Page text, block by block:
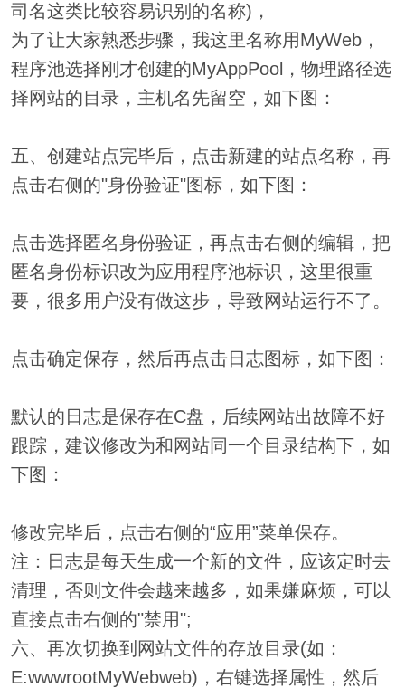
司名这类比较容易识别的名称)，
为了让大家熟悉步骤，我这里名称用MyWeb，
程序池选择刚才创建的MyAppPool，物理路径选
择网站的目录，主机名先留空，如下图：
五、创建站点完毕后，点击新建的站点名称，再
点击右侧的"身份验证"图标，如下图：
点击选择匿名身份验证，再点击右侧的编辑，把
匿名身份标识改为应用程序池标识，这里很重
要，很多用户没有做这步，导致网站运行不了。
点击确定保存，然后再点击日志图标，如下图：
默认的日志是保存在C盘，后续网站出故障不好
跟踪，建议修改为和网站同一个目录结构下，如
下图：
修改完毕后，点击右侧的“应用”菜单保存。
注：日志是每天生成一个新的文件，应该定时去
清理，否则文件会越来越多，如果嫌麻烦，可以
直接点击右侧的"禁用";
六、再次切换到网站文件的存放目录(如：
E:wwwrootMyWebweb)，右键选择属性，然后